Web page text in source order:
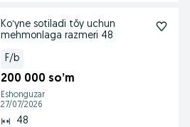
Koʻyne sotiladi tŏy uchun
mehmonlaga razmeri 48
F/b
200 000 so’m
Eshonguzar
27/07/2026
48